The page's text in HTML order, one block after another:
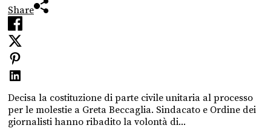
Share
Decisa la costituzione di parte civile unitaria al processo
per le molestie a Greta Beccaglia. Sindacato e Ordine dei
giornalisti hanno ribadito la volontà di...